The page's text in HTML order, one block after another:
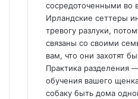
сосредоточенными во
Ирландские сеттеры
тревогу разлуки,
связаны со своими
вам, что они захотят
Практика разделения
обучения вашего
собаку быть дома